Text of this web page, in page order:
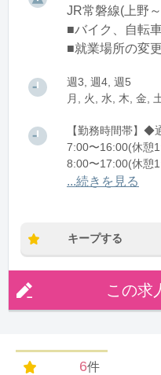
JR常磐線(上野
■バイク、自転
■就業場所の変
週3, 週4, 週5
月, 火, 水, 木, 金,
【勤務時間帯】◆
7:00〜16:00(休憩
8:00〜17:00(休憩
12:00〜21:00(休憩
...続きを見る
キープする
この求
6件